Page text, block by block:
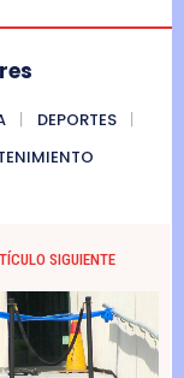
DEPORTES
SIGUIENTE